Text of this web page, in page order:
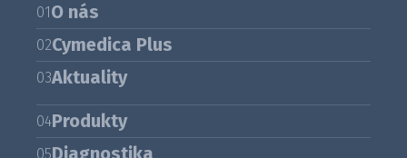
01O nás
02Cymedica Plus
03Aktuality
04Produkty
05Diagnostika